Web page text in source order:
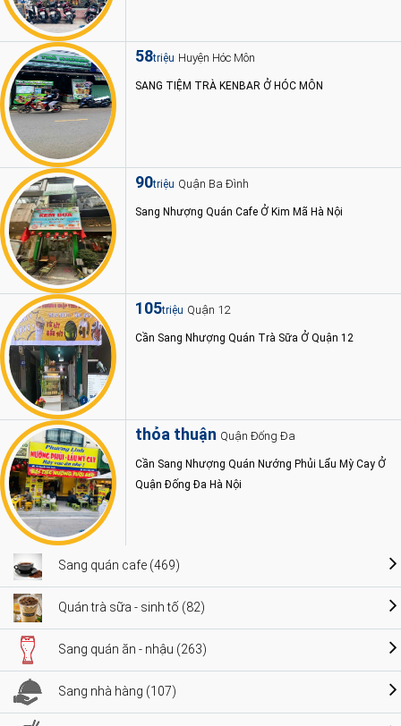
58triệu Huyện Hóc Môn
SANG TIỆM TRÀ KENBAR Ở HÓC MÔN
90triệu Quận Ba Đình
Sang Nhượng Quán Cafe Ở Kim Mã Hà Nội
105triệu Quận 12
Cần Sang Nhượng Quán Trà Sữa Ở Quận 12
thỏa thuận Quận Đống Đa
Cần Sang Nhượng Quán Nướng Phủi Lẩu Mỳ Cay Ở
Quận Đống Đa Hà Nội
Sang quán cafe (469)
Quán trà sữa - sinh tố (82)
Sang quán ăn - nhậu (263)
Sang nhà hàng (107)